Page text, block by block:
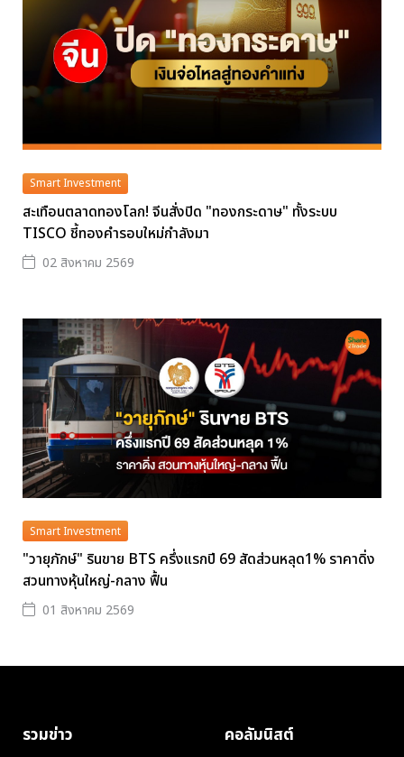
Smart Investment
สะเทือนตลาดทองโลก! จีนสั่งปิด "ทองกระดาษ" ทั้งระบบ
TISCO ชี้ทองคำรอบใหม่กำลังมา
02 สิงหาคม 2569
Smart Investment
"วายุภักษ์" รินขาย BTS ครึ่งแรกปี 69 สัดส่วนหลุด1% ราคาดิ่ง
สวนทางหุ้นใหญ่-กลาง ฟื้น
01 สิงหาคม 2569
รวมข่าว คอลัมนิสต์